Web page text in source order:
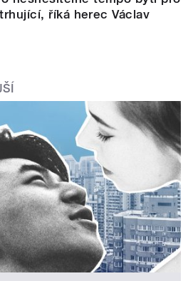
říká herec Václav